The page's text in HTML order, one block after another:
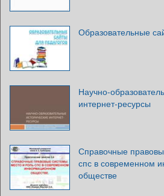
Образовательные
Научно-
интернет-ресурсы
Справочные
спс в современном
обществе